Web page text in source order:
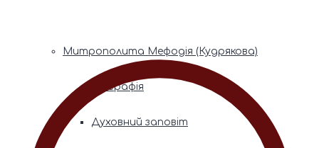
Митрополита Мефодія (Кудрякова)
Біографія
Духовний заповіт